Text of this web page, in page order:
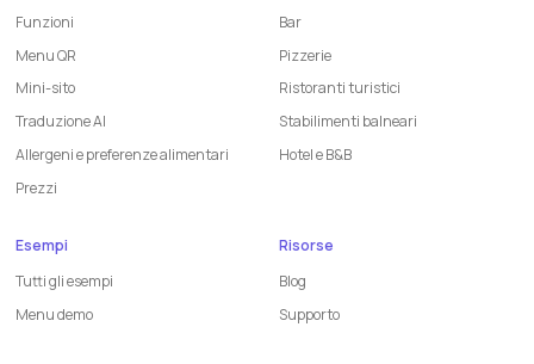
Funzioni
Menu QR
Mini-sito
Traduzione AI
Allergeni e preferenze alimentari
Prezzi
Bar
Pizzerie
Ristoranti turistici
Stabilimenti balneari
Hotel e B&B
Esempi
Tutti gli esempi
Menu demo
Risorse
Blog
Supporto